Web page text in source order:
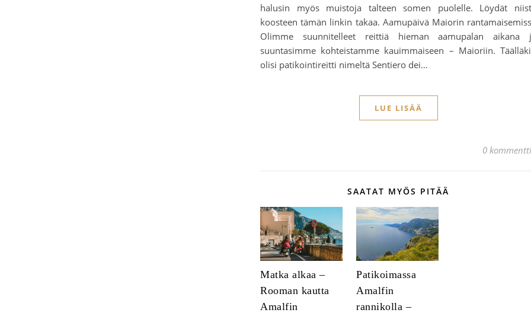
halusin myös muistoja talteen somen puolelle. Löydät
koosteen tämän linkin takaa. Aamupäivä Maiorin
Olimme suunnitelleet reittiä hieman aamupalan aikana
suuntasimme kohteistamme kauimmaiseen – Maioriin.
olisi patikointireitti nimeltä Sentiero dei…
LUE LISÄÄ
0
SAATAT MYÖS PITÄÄ
Matka alkaa –
Rooman kautta
Amalfin
Patikoimassa
Amalfin
rannikolla –